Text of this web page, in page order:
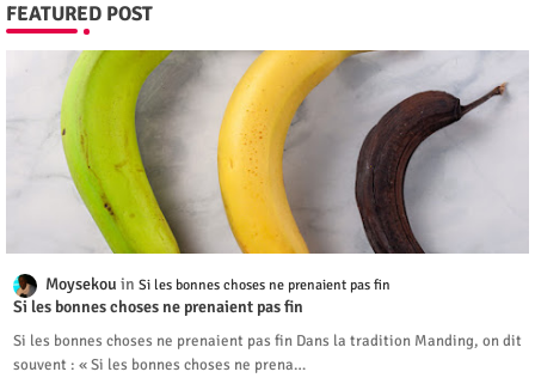
FEATURED POST
Moysekou Si les bonnes choses ne prenaient pas fin
Si les bonnes choses ne prenaient pas fin
Si les bonnes choses ne prenaient pas fin Dans la tradition Manding, on dit
souvent : « Si les bonnes choses ne prena…